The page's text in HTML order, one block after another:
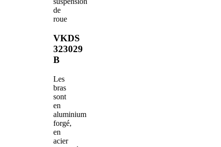
de
roue
VKDS
323029
B
Les
bras
sont
en
aluminium
forgé,
en
acier